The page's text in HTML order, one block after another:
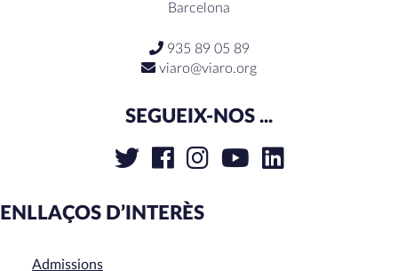
Barcelona
935 89 05 89
viaro@viaro.org
SEGUEIX-NOS ...
ENLLAÇOS D’INTERÈS
Admissions